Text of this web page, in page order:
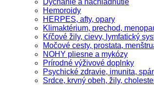
Dýchanie a nachladnutie
Hemoroidy
HERPES, afty, opary
Klimaktérium, prechod,
Kŕčové žily, cievy, lymfatický
Močové cesty, prostata,
NOHY pliesne a mykózy
Prírodné výživové doplnky
Psychické zdravie, imunita,
Srdce, krvný obeh, žily,